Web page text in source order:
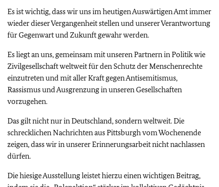
Es ist wichtig, dass wir uns im heutigen Auswärtigen Amt immer
wieder dieser Vergangenheit stellen und unserer Verantwortung
für Gegenwart und Zukunft gewahr werden.
Es liegt an uns, gemeinsam mit unseren Partnern in Politik wie
Zivilgesellschaft weltweit für den Schutz der Menschenrechte
einzutreten und mit aller Kraft gegen Antisemitismus,
Rassismus und Ausgrenzung in unseren Gesellschaften
vorzugehen.
Das gilt nicht nur in Deutschland, sondern weltweit. Die
schrecklichen Nachrichten aus Pittsburgh vom Wochenende
zeigen, dass wir in unserer Erinnerungsarbeit nicht nachlassen
dürfen.
Die hiesige Ausstellung leistet hierzu einen wichtigen Beitrag,